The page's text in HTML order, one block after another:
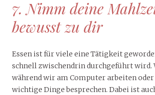
7. Nimm deine
bewusst zu dir
Essen ist für viele eine Tätigkeit
schnell zwischendrin durchgeführt wird.
während wir am Computer arbeiten
wichtige Dinge besprechen. Dabei ist